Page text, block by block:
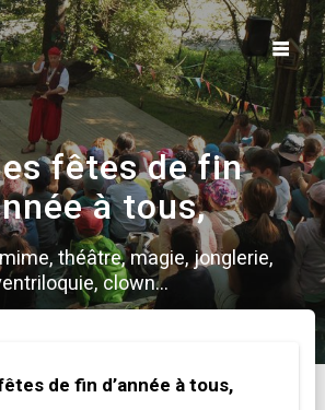
Skip
to
content
fêtes de fin
à tous,
théâtre, magie, jonglerie,
clown...
de fin d’année à tous,